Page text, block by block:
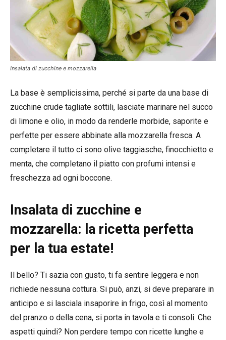
Insalata di zucchine e mozzarella
La base è semplicissima, perché si parte da una base di
zucchine crude tagliate sottili, lasciate marinare nel succo
di limone e olio, in modo da renderle morbide, saporite e
perfette per essere abbinate alla mozzarella fresca. A
completare il tutto ci sono olive taggiasche, finocchietto e
menta, che completano il piatto con profumi intensi e
freschezza ad ogni boccone.
Insalata di zucchine e
mozzarella: la ricetta perfetta
per la tua estate!
Il bello? Ti sazia con gusto, ti fa sentire leggera e non
richiede nessuna cottura. Si può, anzi, si deve preparare in
anticipo e si lasciala insaporire in frigo, così al momento
del pranzo o della cena, si porta in tavola e ti consoli. Che
aspetti quindi? Non perdere tempo con ricette lunghe e